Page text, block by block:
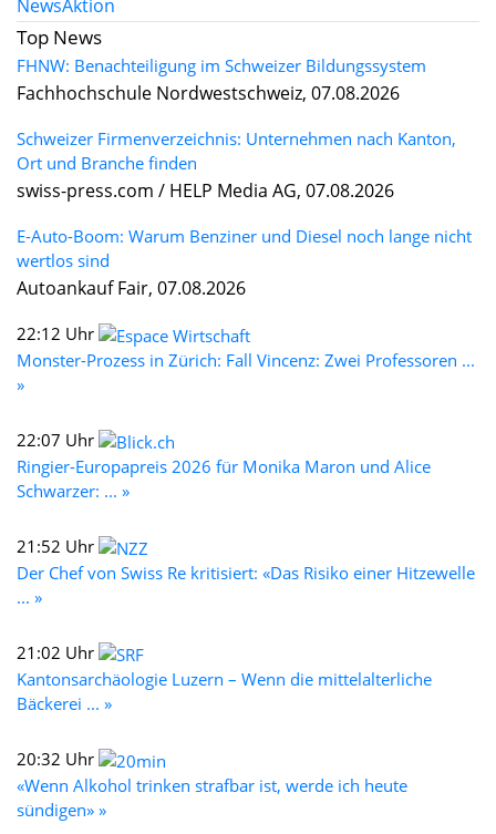
NewsAktion
Top News
FHNW: Benachteiligung im Schweizer Bildungssystem
Fachhochschule Nordwestschweiz, 07.08.2026
Schweizer Firmenverzeichnis: Unternehmen nach Kanton,
Ort und Branche finden
swiss-press.com / HELP Media AG, 07.08.2026
E-Auto-Boom: Warum Benziner und Diesel noch lange nicht
wertlos sind
Autoankauf Fair, 07.08.2026
22:12 Uhr
Monster-Prozess in Zürich: Fall Vincenz: Zwei Professoren ...
»
22:07 Uhr
Ringier-Europapreis 2026 für Monika Maron und Alice
Schwarzer: ... »
21:52 Uhr
Der Chef von Swiss Re kritisiert: «Das Risiko einer Hitzewelle
... »
21:02 Uhr
Kantonsarchäologie Luzern – Wenn die mittelalterliche
Bäckerei ... »
20:32 Uhr
«Wenn Alkohol trinken strafbar ist, werde ich heute
sündigen» »